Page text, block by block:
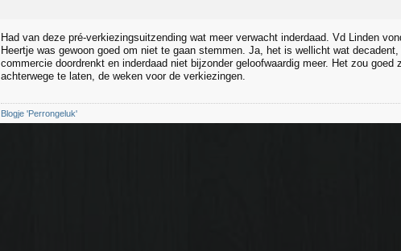
Had van deze pré-verkiezingsuitzending wat meer verwacht inderdaad. Vd Linden
Heertje was gewoon goed om niet te gaan stemmen. Ja, het is wellicht wat
commercie doordrenkt en inderdaad niet bijzonder geloofwaardig meer. Het zou goed
achterwege te laten, de weken voor de verkiezingen.
Blogje 'Perrongeluk'